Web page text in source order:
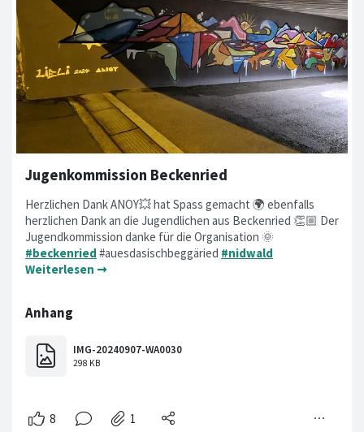
Jugenkommission Beckenried
Herzlichen Dank ANOY💥 hat Spass gemacht 🌍 ebenfalls
herzlichen Dank an die Jugendlichen aus Beckenried 👏🏼 Der
Jugendkommission danke für die Organisation 🌞
#beckenried #auesdasischbeggäried #nidwald
Weiterlesen ➞